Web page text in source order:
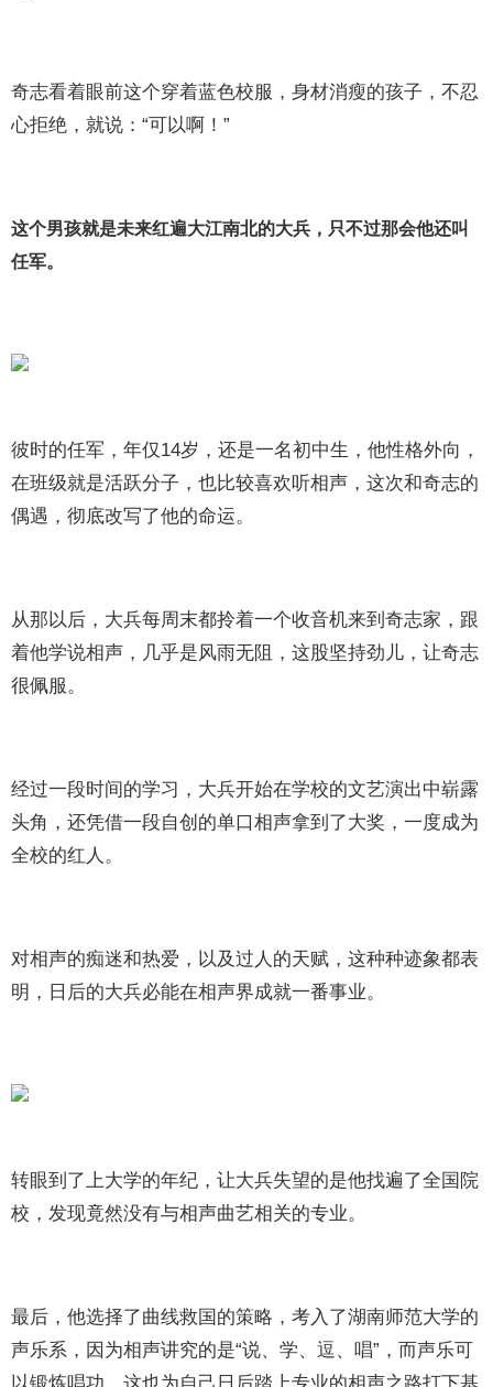
奇志看着眼前这个穿着蓝色校服，身材消瘦的孩子，不忍
心拒绝，就说：“可以啊！”
这个男孩就是未来红遍大江南北的大兵，只不过那会他还叫
任军。
彼时的任军，年仅14岁，还是一名初中生，他性格外向，
在班级就是活跃分子，也比较喜欢听相声，这次和奇志的
偶遇，彻底改写了他的命运。
从那以后，大兵每周末都拎着一个收音机来到奇志家，跟
着他学说相声，几乎是风雨无阻，这股坚持劲儿，让奇志
很佩服。
经过一段时间的学习，大兵开始在学校的文艺演出中崭露
头角，还凭借一段自创的单口相声拿到了大奖，一度成为
全校的红人。
对相声的痴迷和热爱，以及过人的天赋，这种种迹象都表
明，日后的大兵必能在相声界成就一番事业。
转眼到了上大学的年纪，让大兵失望的是他找遍了全国院
校，发现竟然没有与相声曲艺相关的专业。
最后，他选择了曲线救国的策略，考入了湖南师范大学的
声乐系，因为相声讲究的是“说、学、逗、唱”，而声乐可